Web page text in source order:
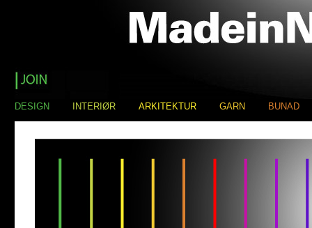
DESIGN INTERIØR ARKITEKTUR GARN BUNAD